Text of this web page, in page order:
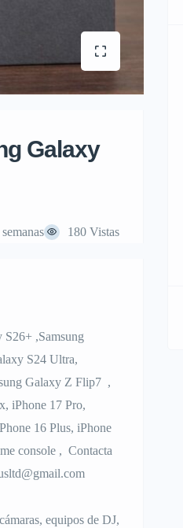
Galaxy
180 Vistas
,Samsung
S24 Ultra,
Galaxy Z Flip7 ,
iPhone 17 Pro,
16 Plus, iPhone
console , Contacta
equipos de DJ,